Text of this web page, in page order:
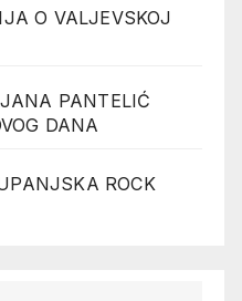
O VALJEVSKOJ
PANTELIĆ
DANA
ROCK